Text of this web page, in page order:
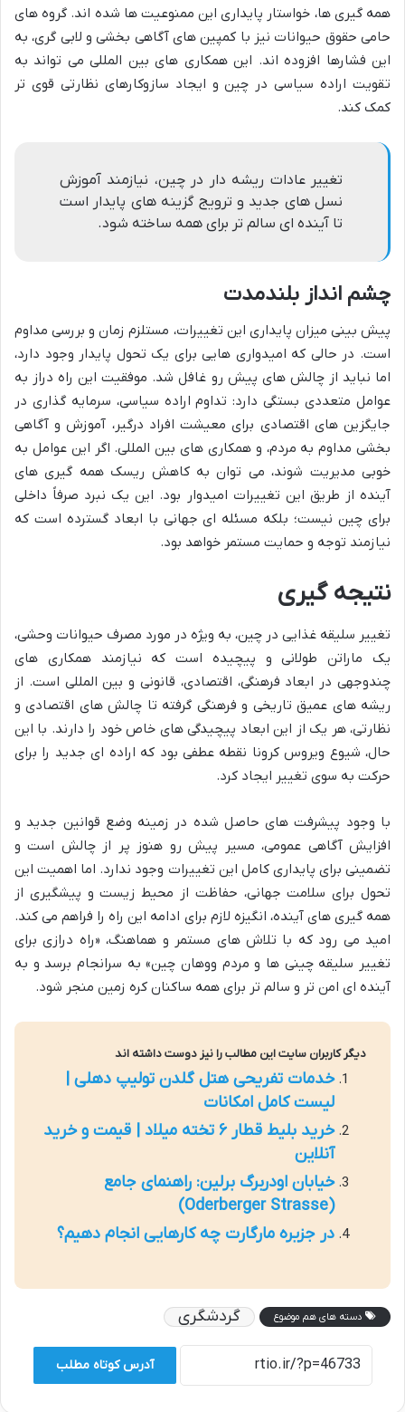
همه گیری ها، خواستار پایداری این ممنوعیت ها شده اند. گروه های
حامی حقوق حیوانات نیز با کمپین های آگاهی بخشی و لابی گری، به
این فشارها افزوده اند. این همکاری های بین المللی می تواند به
تقویت اراده سیاسی در چین و ایجاد سازوکارهای نظارتی قوی تر
کمک کند.
تغییر عادات ریشه دار در چین، نیازمند آموزش
نسل های جدید و ترویج گزینه های پایدار است
تا آینده ای سالم تر برای همه ساخته شود.
چشم انداز بلندمدت
پیش بینی میزان پایداری این تغییرات، مستلزم زمان و بررسی مداوم
است. در حالی که امیدواری هایی برای یک تحول پایدار وجود دارد،
اما نباید از چالش های پیش رو غافل شد. موفقیت این راه دراز به
عوامل متعددی بستگی دارد: تداوم اراده سیاسی، سرمایه گذاری در
جایگزین های اقتصادی برای معیشت افراد درگیر، آموزش و آگاهی
بخشی مداوم به مردم، و همکاری های بین المللی. اگر این عوامل به
خوبی مدیریت شوند، می توان به کاهش ریسک همه گیری های
آینده از طریق این تغییرات امیدوار بود. این یک نبرد صرفاً داخلی
برای چین نیست؛ بلکه مسئله ای جهانی با ابعاد گسترده است که
نیازمند توجه و حمایت مستمر خواهد بود.
نتیجه گیری
تغییر سلیقه غذایی در چین، به ویژه در مورد مصرف حیوانات وحشی،
یک ماراتن طولانی و پیچیده است که نیازمند همکاری های
چندوجهی در ابعاد فرهنگی، اقتصادی، قانونی و بین المللی است. از
ریشه های عمیق تاریخی و فرهنگی گرفته تا چالش های اقتصادی و
نظارتی، هر یک از این ابعاد پیچیدگی های خاص خود را دارند. با این
حال، شیوع ویروس کرونا نقطه عطفی بود که اراده ای جدید را برای
حرکت به سوی تغییر ایجاد کرد.
با وجود پیشرفت های حاصل شده در زمینه وضع قوانین جدید و
افزایش آگاهی عمومی، مسیر پیش رو هنوز پر از چالش است و
تضمینی برای پایداری کامل این تغییرات وجود ندارد. اما اهمیت این
تحول برای سلامت جهانی، حفاظت از محیط زیست و پیشگیری از
همه گیری های آینده، انگیزه لازم برای ادامه این راه را فراهم می کند.
امید می رود که با تلاش های مستمر و هماهنگ، «راه درازی برای
تغییر سلیقه چینی ها و مردم ووهان چین» به سرانجام برسد و به
آینده ای امن تر و سالم تر برای همه ساکنان کره زمین منجر شود.
دیگر کاربران سایت این مطالب را نیز دوست داشته اند
خدمات تفریحی هتل گلدن تولیپ دهلی |
لیست کامل امکانات
خرید بلیط قطار ۶ تخته میلاد | قیمت و خرید
آنلاین
خیابان اودربرگ برلین: راهنمای جامع
(Oderberger Strasse)
در جزیره مارگارت چه کارهایی انجام دهیم؟
دسته های هم موضوع گردشگری
آدرس کوتاه مطلب